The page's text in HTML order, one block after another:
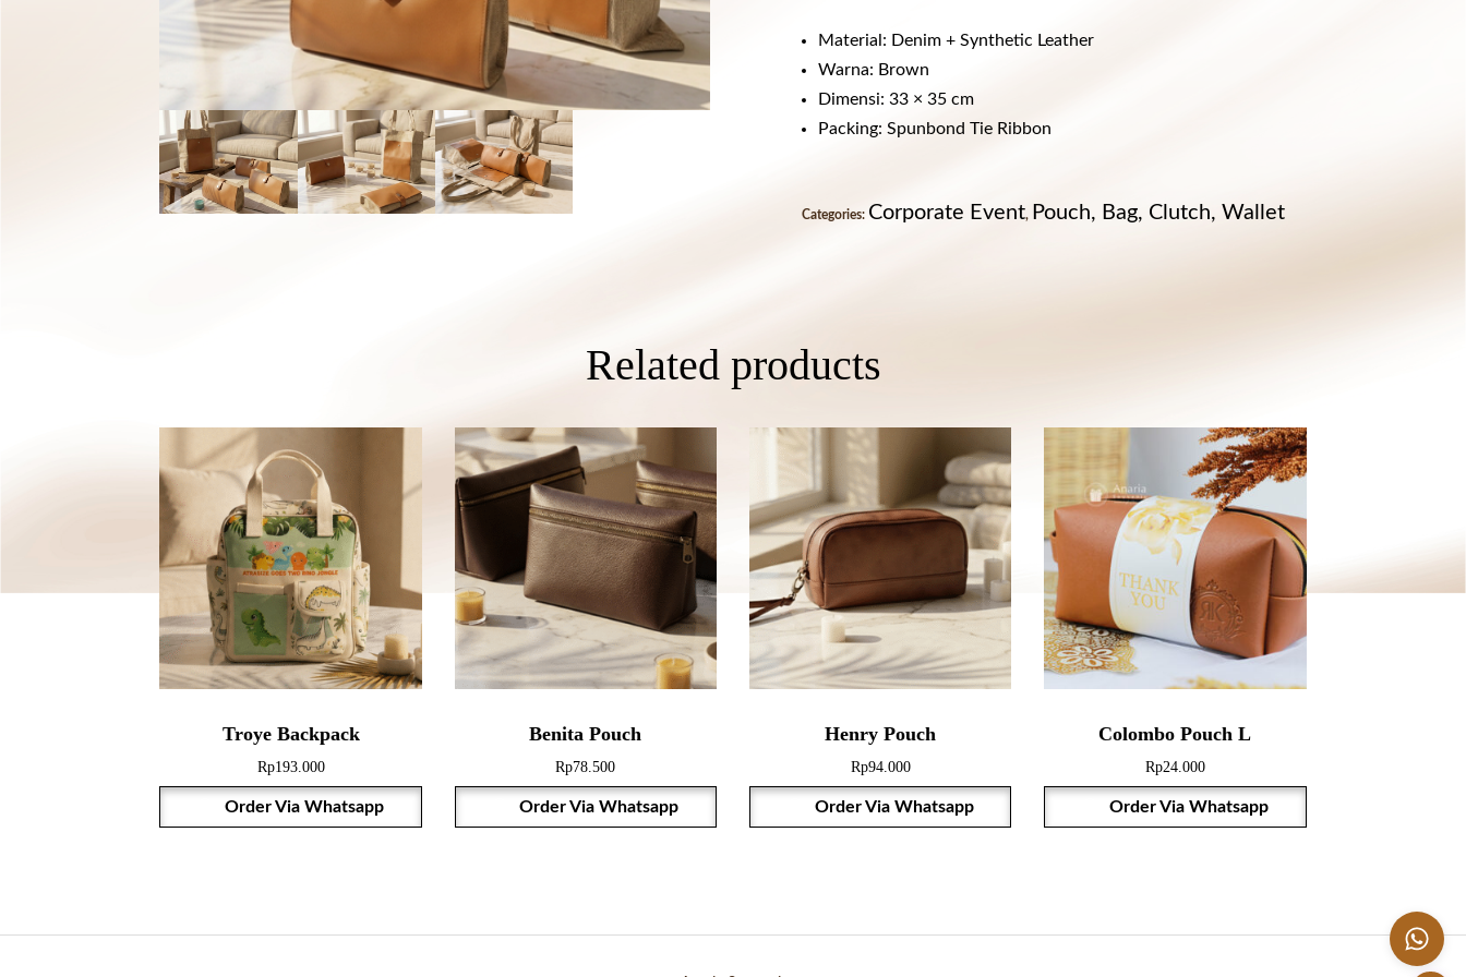
Material: Denim + Synthetic Leather
Warna: Brown
Dimensi: 33 × 35 cm
Packing: Spunbond Tie Ribbon
Categories: Corporate Event, Pouch, Bag, Clutch, Wallet
Related products
Troye Backpack
Rp193.000
Order Via Whatsapp
Benita Pouch
Rp78.500
Order Via Whatsapp
Henry Pouch
Rp94.000
Order Via Whatsapp
Colombo Pouch L
Rp24.000
Order Via Whatsapp